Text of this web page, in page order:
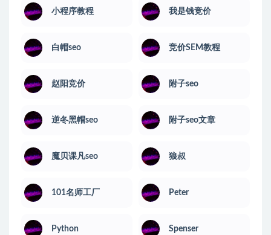
小程序教程 我是钱竞价
白帽seo 竞价SEM教程
赵阳竞价 附子seo
逆冬黑帽seo 附子seo文章
魔贝课凡seo 狼叔
101名师工厂 Peter
Python Spenser